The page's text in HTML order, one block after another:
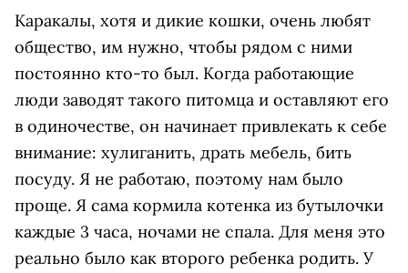
Каракалы, хотя и дикие кошки, очень любят
общество, им нужно, чтобы рядом с ними
постоянно кто-то был. Когда работающие
люди заводят такого питомца и оставляют его
в одиночестве, он начинает привлекать к себе
внимание: хулиганить, драть мебель, бить
посуду. Я не работаю, поэтому нам было
проще. Я сама кормила котенка из бутылочки
каждые 3 часа, ночами не спала. Для меня это
реально было как второго ребенка родить. У